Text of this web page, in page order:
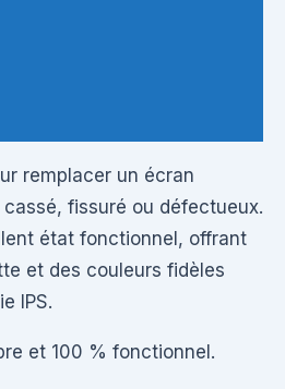
remplacer un écran
cassé, fissuré ou défectueux.
état fonctionnel, offrant
et des couleurs fidèles
IPS.
et 100 % fonctionnel.